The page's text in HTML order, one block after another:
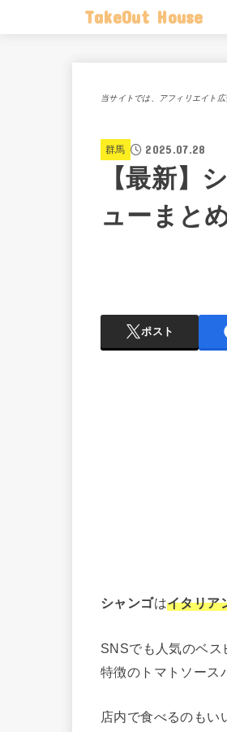
TakeOut House
当サイトでは、アフィリエイト広
群馬 2025.07.28
【最新】
ューまと
ポスト
シャンゴはイタリア
SNSでも人気のベス
特徴のトマトソー
店内で食べるのもい